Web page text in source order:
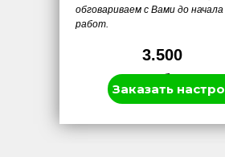
3.500
руб.
обговариваем с Вами до
работ.
Заказать